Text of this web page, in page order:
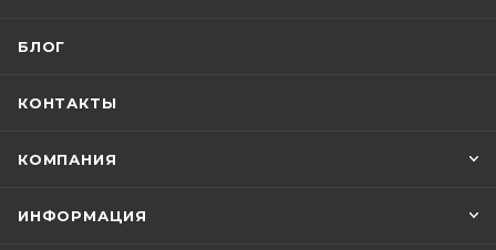
БЛОГ
КОНТАКТЫ
КОМПАНИЯ
ИНФОРМАЦИЯ